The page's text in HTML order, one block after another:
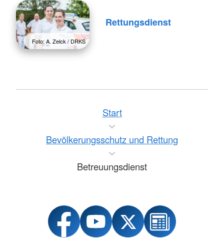
Foto: A. Zelck / DRKS
Rettungsdienst
Start
Bevölkerungsschutz und Rettung
Betreuungsdienst